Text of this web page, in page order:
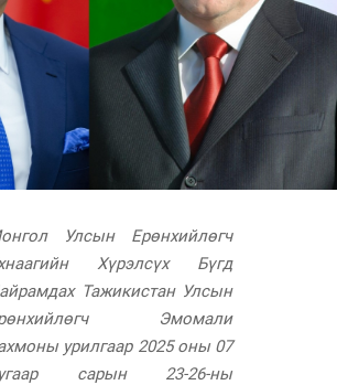
Улсын Ерөнхийлөгч
Хүрэлсүх Бүгд
Тажикистан Улсын
Эмомали
урилгаар 2025 оны 07
сарын 23-26-ны